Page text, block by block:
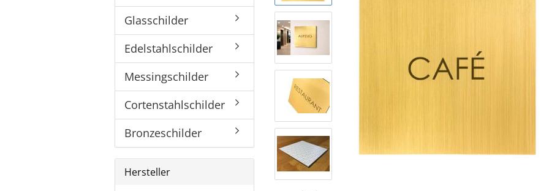
Cortenstahlschilder
Bronzeschilder
Glasschilder
Edelstahlschilder
Messingschilder
Cortenstahlschilder
Bronzeschilder
Hersteller